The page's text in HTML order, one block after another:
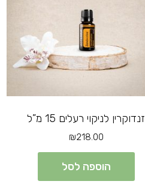
זנדוקרין לניקוי רעלים 15 מ”ל
₪218.00
הוספה לסל